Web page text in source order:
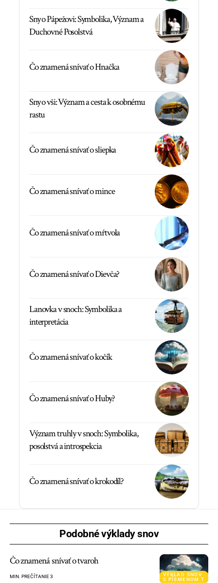
Sny o Pápežovi: Symbolika, Význam a
Duchovné Posolstvá
Čo znamená snívať o Hnačka
Sny o vši: Význam a cesta k osobnému
rastu
Čo znamená snívať o sliepka
Čo znamená snívať o mince
Čo znamená snívať o mŕtvola
Čo znamená snívať o Dievča?
Lanovka v snoch: Symbolika a
interpretácia
Čo znamená snívať o kočík
Čo znamená snívať o Huby?
Význam truhly v snoch: Symbolika,
posolstvá a introspekcia
Čo znamená snívať o krokodíl?
Podobné výklady snov
VÝKLAD SNOV
S PÍSMENOM T
Čo znamená snívať o tvaroh
MIN. PREČÍTANIE 3